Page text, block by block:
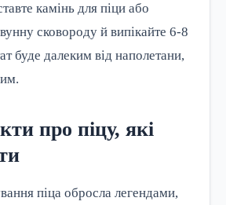
камінь для піци або
сковороду й випікайте 6-8
буде далеким від наполетани,
про піцу, які
піца обросла легендами,